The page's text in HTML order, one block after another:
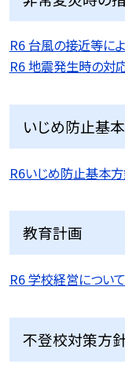
R6 台風の接近等に
R6 地震発生時の対
いじめ防止基
R6いじめ防止基本
教育計画
R6 学校経営について
不登校対策方